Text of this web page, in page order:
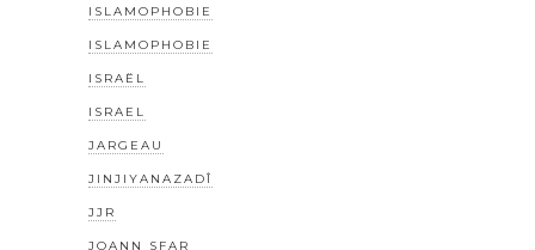
ISLAMOPHOBIE
ISLAMOPHOBIE
ISRAËL
ISRAEL
JARGEAU
JINJIYANAZADÎ
JJR
JOANN SFAR